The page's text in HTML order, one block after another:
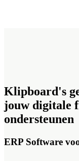
Klipboard's
jouw digitale
ondersteunen
ERP Software